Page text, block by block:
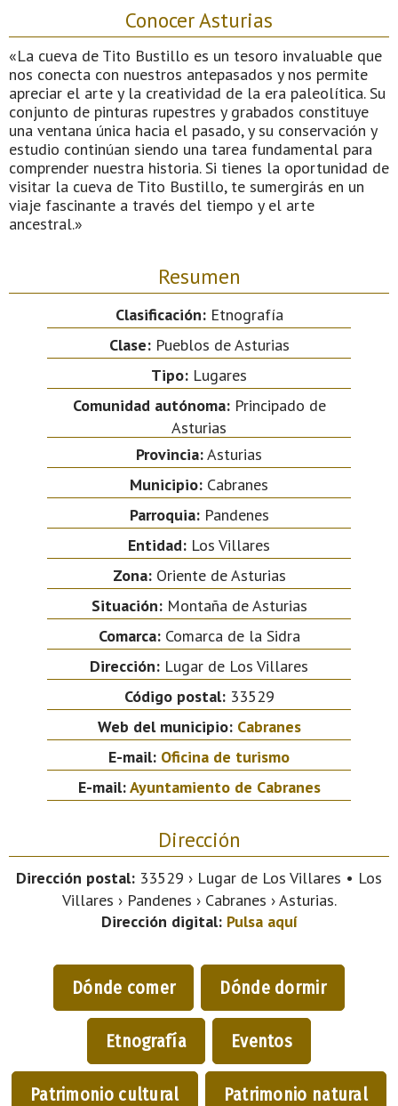
Conocer Asturias
«La cueva de Tito Bustillo es un tesoro invaluable que
nos conecta con nuestros antepasados y nos permite
apreciar el arte y la creatividad de la era paleolítica. Su
conjunto de pinturas rupestres y grabados constituye
una ventana única hacia el pasado, y su conservación y
estudio continúan siendo una tarea fundamental para
comprender nuestra historia. Si tienes la oportunidad de
visitar la cueva de Tito Bustillo, te sumergirás en un
viaje fascinante a través del tiempo y el arte
ancestral.»
Resumen
Clasificación:Etnografía
Clase:Pueblos de Asturias
Tipo: Lugares
Comunidad autónoma:Principado de
Asturias
Provincia:Asturias
Municipio: Cabranes
Parroquia:Pandenes
Entidad: Los Villares
Zona:Oriente de Asturias
Situación:Montaña de Asturias
Comarca:Comarca de la Sidra
Dirección: Lugar de Los Villares
Código postal:33529
Web del municipio: Cabranes
E-mail: Oficina de turismo
E-mail:Ayuntamiento de Cabranes
Dirección
Dirección postal: 33529 › Lugar de Los Villares • Los
Villares › Pandenes › Cabranes › Asturias.
Dirección digital: Pulsa aquí
Dónde comer Dónde dormir
Etnografía Eventos
Patrimonio cultural Patrimonio natural